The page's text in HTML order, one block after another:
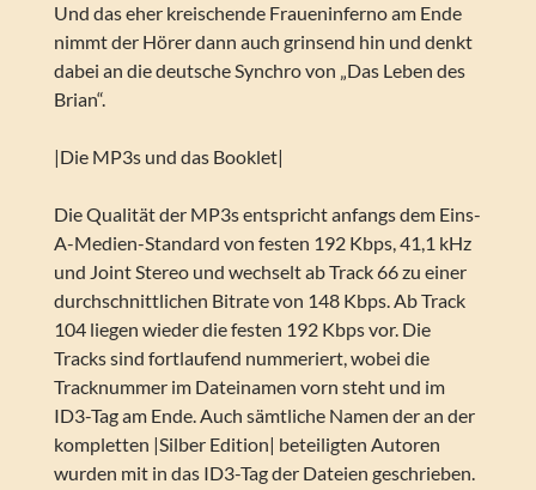
Und das eher kreischende Fraueninferno am Ende
nimmt der Hörer dann auch grinsend hin und denkt
dabei an die deutsche Synchro von „Das Leben des
Brian“.
|Die MP3s und das Booklet|
Die Qualität der MP3s entspricht anfangs dem Eins-
A-Medien-Standard von festen 192 Kbps, 41,1 kHz
und Joint Stereo und wechselt ab Track 66 zu einer
durchschnittlichen Bitrate von 148 Kbps. Ab Track
104 liegen wieder die festen 192 Kbps vor. Die
Tracks sind fortlaufend nummeriert, wobei die
Tracknummer im Dateinamen vorn steht und im
ID3-Tag am Ende. Auch sämtliche Namen der an der
kompletten |Silber Edition| beteiligten Autoren
wurden mit in das ID3-Tag der Dateien geschrieben.